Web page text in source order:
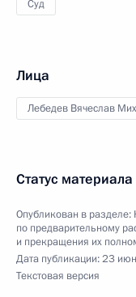
Суд
Лица
Лебедев Вячеслав
Статус материала
Опубликован в разделе:
по предварительному
и прекращения их
Дата публикации:23
Текстовая версия